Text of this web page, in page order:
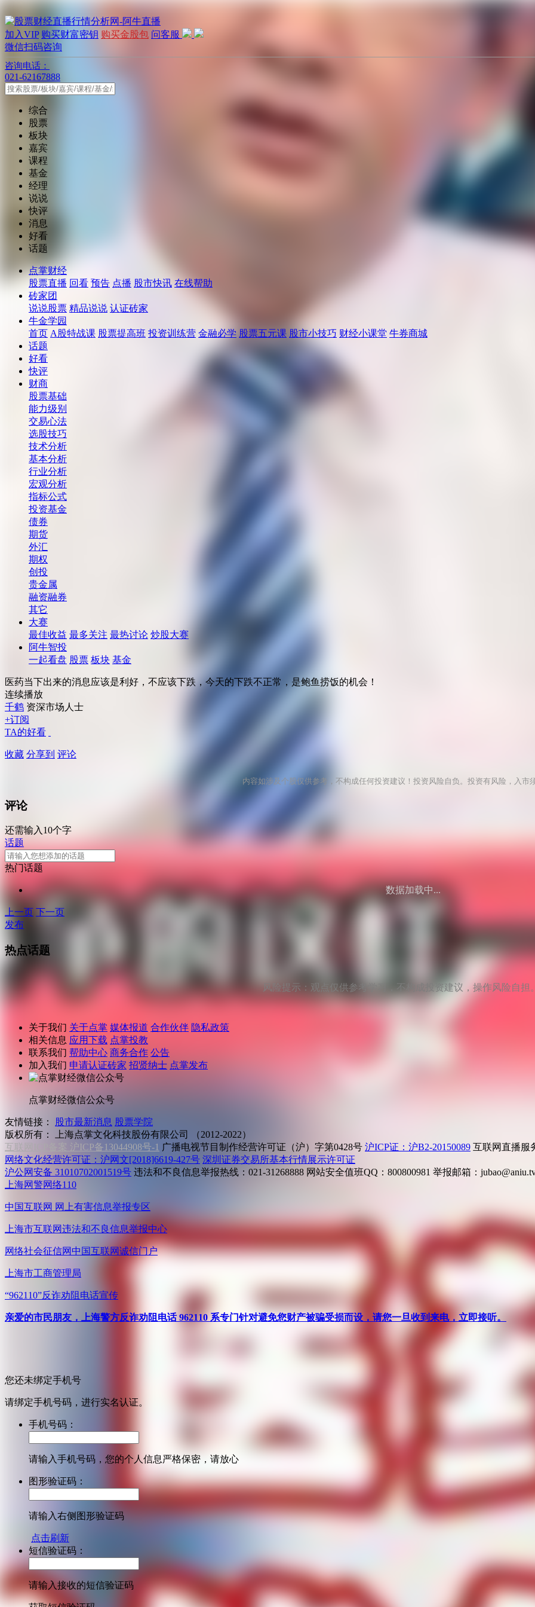
加入VIP 购买财富密钥 购买金股包 问客服
微信扫码咨询
咨询电话：
021-62167888
综合
股票
板块
嘉宾
课程
基金
经理
说说
快评
消息
好看
话题
点掌财经
股票直播 回看 预告 点播 股市快讯 在线帮助
砖家团
说说股票 精品说说 认证砖家
牛金学园
首页 A股特战课 股票提高班 投资训练营 金融必学 股票五元课 股市小技巧 财经小课堂 牛券商城
话题
好看
快评
财商
股票基础
能力级别
交易心法
选股技巧
技术分析
基本分析
行业分析
宏观分析
指标公式
投资基金
债券
期货
外汇
期权
创投
贵金属
融资融券
其它
大赛
最佳收益 最多关注 最热讨论 炒股大赛
阿牛智投
一起看盘 股票 板块 基金
医药当下出来的消息应该是利好，不应该下跌，今天的下跌不正常，是鲍鱼捞饭的机会！
连续播放
千鹤 资深市场人士
+订阅
TA的好看
收藏 分享到 评论
内容如涉及个股仅供参考，不构成任何投资建议！投资风险自负。投资有风险，入市
评论
还需输入10个字
话题
热门话题
数据加载中...
上一页 下一页
发布
热点话题
风险提示：观点仅供参考学习，不构成投资建议，操作风险自担
关于我们 关于点掌 媒体报道 合作伙伴 隐私政策
相关信息 应用下载 点掌投教
联系我们 帮助中心 商务合作 公告
加入我们 申请认证砖家 招贤纳士 点掌发布
点掌财经微信公众号
友情链接： 股市最新消息 股票学院
版权所有：
上海点掌文化科技股份有限公司 （2012-2022）
互联网ICP备案 沪ICP备13044908号-1 广播电视节目制作经营许可证（沪）字第0428号 沪ICP证：沪B2-20150089 互联网直播服
网络文化经营许可证：沪网文[2018]6619-427号 深圳证券交易所基本行情展示许可证
沪公网安备 31010702001519号 违法和不良信息举报热线：021-31268888 网站安全值班QQ：800800981 举报邮箱：
上海网警网络110
中国互联网 网上有害信息举报专区
上海市互联网违法和不良信息举报中心
网络社会征信网 中国互联网诚信门户
上海市工商管理局
“962110”反诈劝阻电话宣传
亲爱的市民朋友，上海警方反诈劝阻电话 962110 系专门针对避免您财产被骗受损而设，请您一旦收到来电，立即接听。
您还未绑定手机号
请绑定手机号码，进行实名认证。
手机号码：
请输入手机号码，您的个人信息严格保密，请放心
图形验证码：
请输入右侧图形验证码
点击刷新
短信验证码：
请输入接收的短信验证码